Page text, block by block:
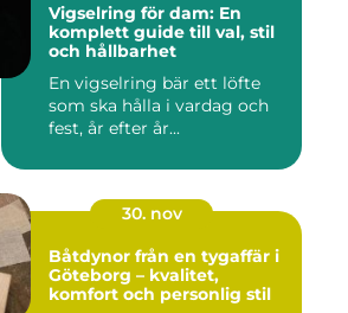
Vigselring för dam: En
komplett guide till val, stil
och hållbarhet
En vigselring bär ett löfte
som ska hålla i vardag och
fest, år efter år...
30. nov
Båtdynor från en tygaffär i
Göteborg – kvalitet,
komfort och personlig stil